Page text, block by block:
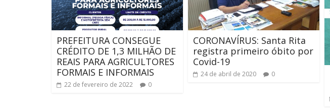
PREFEITURA CONSEGUE
CRÉDITO DE 1,3 MILHÃO DE
REAIS PARA AGRICULTORES
FORMAIS E INFORMAIS
22 de fevereiro de 2022 0
CORONAVÍRUS: Santa Rita
registra primeiro óbito por
Covid-19
24 de abril de 2020 0